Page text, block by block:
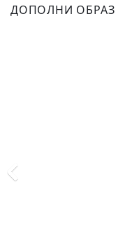
ДОПОЛНИ ОБРАЗ